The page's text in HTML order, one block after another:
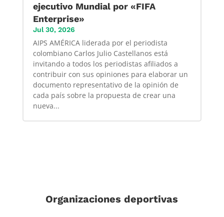
ejecutivo Mundial por «FIFA
Enterprise»
Jul 30, 2026
AIPS AMÉRICA liderada por el periodista
colombiano Carlos Julio Castellanos está
invitando a todos los periodistas afiliados a
contribuir con sus opiniones para elaborar un
documento representativo de la opinión de
cada país sobre la propuesta de crear una
nueva...
Organizaciones deportivas